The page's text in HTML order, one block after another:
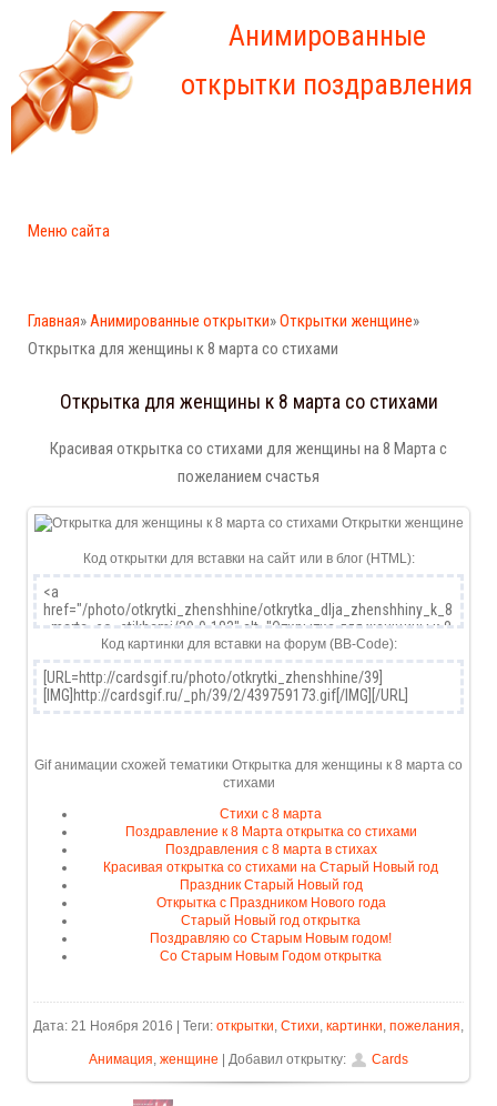
Анимированные
открытки поздравления
Меню сайта
Главная»Анимированные открытки»Открытки женщине»
Открытка для женщины к 8 марта со стихами
Открытка для женщины к 8 марта со стихами
Красивая открытка со стихами для женщины на 8 Марта с
пожеланием счастья
Код открытки для вставки на сайт или в блог (HTML):
Код картинки для вставки на форум (BB-Code):
Gif анимации схожей тематики Открытка для женщины к 8 марта со
стихами
Стихи с 8 марта
Поздравление к 8 Марта открытка со стихами
Поздравления с 8 марта в стихах
Красивая открытка со стихами на Старый Новый год
Праздник Старый Новый год
Открытка с Праздником Нового года
Старый Новый год открытка
Поздравляю со Старым Новым годом!
Со Старым Новым Годом открытка
Дата: 21 Ноября 2016 | Теги: открытки, Стихи, картинки, пожелания,
Анимация, женщине | Добавил открытку: Cards